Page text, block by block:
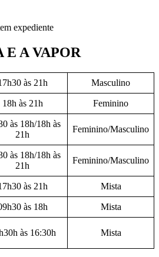
expediente
E A VAPOR
às 21h Masculino
18h às 21h Feminino
às 18h/18h às
21h
Feminino/Masculino
às 18h/18h às
21h
Feminino/Masculino
às 21h Mista
às 18h Mista
às 16:30h Mista